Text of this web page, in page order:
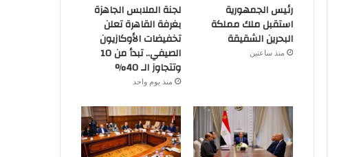
رئيس الجمهورية
استقبل ملك مملكة
البحرين الشقيقة
منذ ساعتين
لجنة الملابس الجاهزة
بغرفة القاهرة تعلن
تخفيضات الأوكازيون
الصيفي.. تبدأ من 10
وتتجاوز الـ 40%
منذ يوم واحد